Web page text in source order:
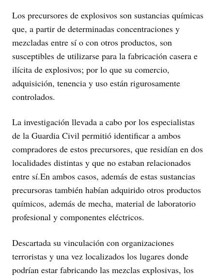
Los precursores de explosivos son sustancias químicas
que, a partir de determinadas concentraciones y
mezcladas entre sí o con otros productos, son
susceptibles de utilizarse para la fabricación casera e
ilícita de explosivos; por lo que su comercio,
adquisición, tenencia y uso están rigurosamente
controlados.
La investigación llevada a cabo por los especialistas
de la Guardia Civil permitió identificar a ambos
compradores de estos precursores, que residían en dos
localidades distintas y que no estaban relacionados
entre sí.En ambos casos, además de estas sustancias
precursoras también habían adquirido otros productos
químicos, además de mecha, material de laboratorio
profesional y componentes eléctricos.
Descartada su vinculación con organizaciones
terroristas y una vez localizados los lugares donde
podrían estar fabricando las mezclas explosivas, los